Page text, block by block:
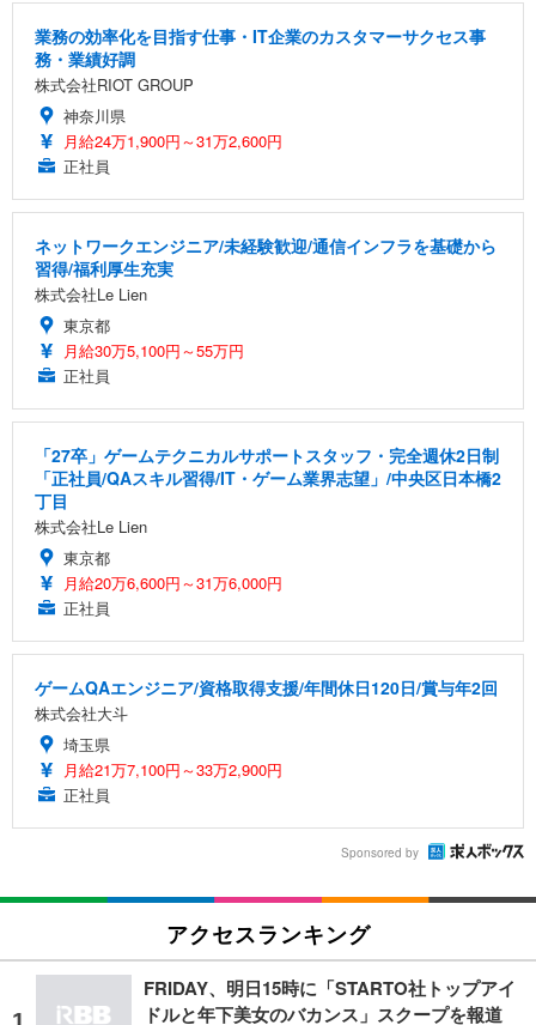
業務の効率化を目指す仕事・IT企業のカスタマーサクセス事
務・業績好調
株式会社RIOT GROUP
神奈川県
月給24万1,900円～31万2,600円
正社員
ネットワークエンジニア/未経験歓迎/通信インフラを基礎から
習得/福利厚生充実
株式会社Le Lien
東京都
月給30万5,100円～55万円
正社員
「27卒」ゲームテクニカルサポートスタッフ・完全週休2日制
「正社員/QAスキル習得/IT・ゲーム業界志望」/中央区日本橋2
丁目
株式会社Le Lien
東京都
月給20万6,600円～31万6,000円
正社員
ゲームQAエンジニア/資格取得支援/年間休日120日/賞与年2回
株式会社大斗
埼玉県
月給21万7,100円～33万2,900円
正社員
Sponsored by
アクセスランキング
FRIDAY、明日15時に「STARTO社トップアイ
ドルと年下美女のバカンス」スクープを報道